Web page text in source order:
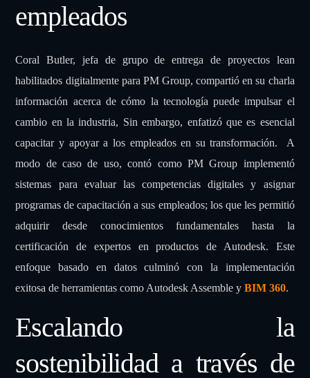
empleados
Coral Butler, jefa de grupo de entrega de proyectos lean
habilitados digitalmente para PM Group, compartió en su charla
información acerca de cómo la tecnología puede impulsar el
cambio en la industria, Sin embargo, enfatizó que es esencial
capacitar y apoyar a los empleados en su transformación. A
modo de caso de uso, contó como PM Group implementó
sistemas para evaluar las competencias digitales y asignar
programas de capacitación a sus empleados; los que les permitió
adquirir desde conocimientos fundamentales hasta la
certificación de expertos en productos de Autodesk. Este
enfoque basado en datos culminó con la implementación
exitosa de herramientas como Autodesk Assemble y BIM 360.
Escalando la
sostenibilidad a través de